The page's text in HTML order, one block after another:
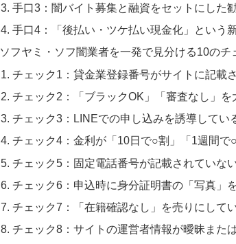
手口3：闇バイト募集と融資をセットにした
手口4：「後払い・ツケ払い現金化」という
ソフヤミ・ソフ闇業者を一発で見分ける10のチ
チェック1：貸金業登録番号がサイトに記載
チェック2：「ブラックOK」「審査なし」を
チェック3：LINEでの申し込みを誘導してい
チェック4：金利が「10日で○割」「1週間で
チェック5：固定電話番号が記載されていな
チェック6：申込時に身分証明書の「写真」
チェック7：「在籍確認なし」を売りにして
チェック8：サイトの運営者情報が曖昧また